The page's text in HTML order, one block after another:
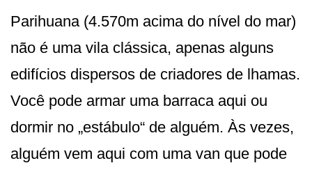
Parihuana (4.570m acima do nível do mar)
não é uma vila clássica, apenas alguns
edifícios dispersos de criadores de lhamas.
Você pode armar uma barraca aqui ou
dormir no „estábulo“ de alguém. Às vezes,
alguém vem aqui com uma van que pode